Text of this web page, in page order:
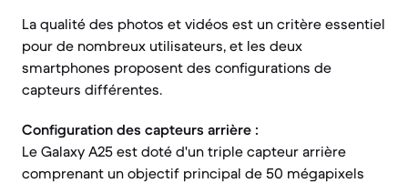
La qualité des photos et vidéos est un critère essentiel
pour de nombreux utilisateurs, et les deux
smartphones proposent des configurations de
capteurs différentes.
Configuration des capteurs arrière :
Le Galaxy A25 est doté d'un triple capteur arrière
comprenant un objectif principal de 50 mégapixels